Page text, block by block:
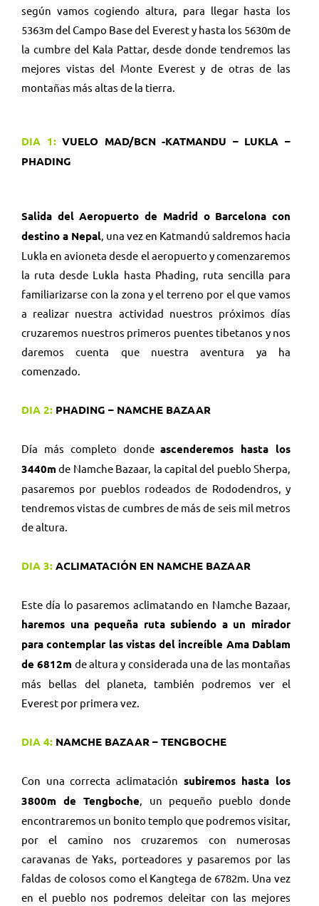
según vamos cogiendo altura, para llegar hasta los
5363m del Campo Base del Everest y hasta los 5630m de
la cumbre del Kala Pattar, desde donde tendremos las
mejores vistas del Monte Everest y de otras de las
montañas más altas de la tierra.
DIA 1:VUELO MAD/BCN -KATMANDU – LUKLA –
PHADING
Salida del Aeropuerto de Madrid o Barcelona con
destino a Nepal , una vez en Katmandú saldremos hacia
Lukla en avioneta desde el aeropuerto y comenzaremos
la ruta desde Lukla hasta Phading, ruta sencilla para
familiarizarse con la zona y el terreno por el que vamos
a realizar nuestra actividad nuestros próximos días
cruzaremos nuestros primeros puentes tibetanos y nos
daremos cuenta que nuestra aventura ya ha
comenzado.
DIA 2: PHADING – NAMCHE BAZAAR
Día más completo dondeascenderemos hasta los
3440m de Namche Bazaar, la capital del pueblo Sherpa,
pasaremos por pueblos rodeados de Rododendros, y
tendremos vistas de cumbres de más de seis mil metros
de altura.
DIA 3: ACLIMATACIÓN EN NAMCHE BAZAAR
Este día lo pasaremos aclimatando en Namche Bazaar,
haremos una pequeña ruta subiendo a un mirador
para contemplar las vistas del increíble Ama Dablam
de 6812m de altura y considerada una de las montañas
más bellas del planeta, también podremos ver el
Everest por primera vez.
DIA 4: NAMCHE BAZAAR – TENGBOCHE
Con una correcta aclimatación subiremos hasta los
3800m de Tengboche , un pequeño pueblo donde
encontraremos un bonito templo que podremos visitar,
por el camino nos cruzaremos con numerosas
caravanas de Yaks, porteadores y pasaremos por las
faldas de colosos como el Kangtega de 6782m. Una vez
en el pueblo nos podremos deleitar con las mejores